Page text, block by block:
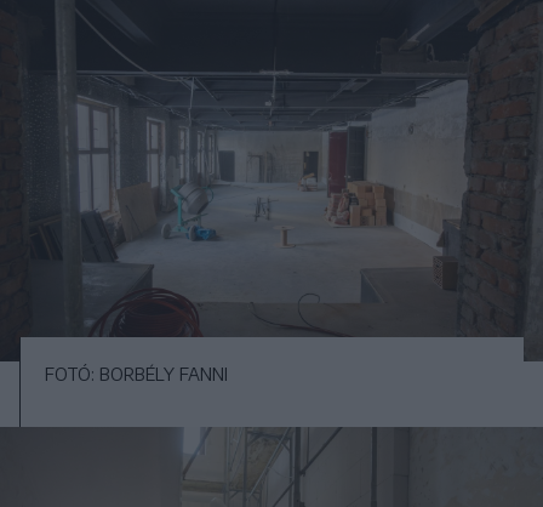
FOTÓ: BORBÉLY FANNI